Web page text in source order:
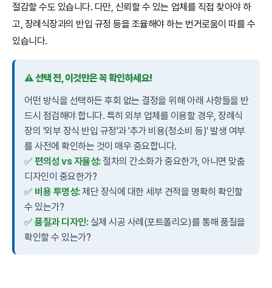
절감할 수도 있습니다. 다만, 신뢰할 수 있는 업체를 직접 찾아야 하
고, 장례식장과의 반입 규정 등을 조율해야 하는 번거로움이 따를 수
있습니다.
⚠️ 선택 전, 이것만은 꼭 확인하세요!
어떤 방식을 선택하든 후회 없는 결정을 위해 아래 사항들을 반
드시 점검해야 합니다. 특히 외부 업체를 이용할 경우, 장례식
장의 '외부 장식 반입 규정'과 '추가 비용(청소비 등)' 발생 여부
를 사전에 확인하는 것이 매우 중요합니다.
✅편의성 vs 자율성:절차의 간소화가 중요한가, 아니면 맞춤
디자인이 중요한가?
✅ 비용 투명성:제단 장식에 대한 세부 견적을 명확히 확인할
수 있는가?
✅품질과 디자인:실제 시공 사례(포트폴리오)를 통해 품질을
확인할 수 있는가?